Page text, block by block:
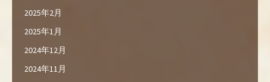
2025年2月
2025年1月
2024年12月
2024年11月